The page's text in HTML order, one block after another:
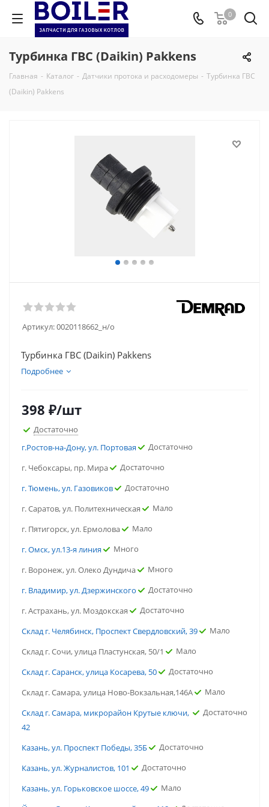
0
Турбинка ГВС (Daikin) Pakkens
Главная - Каталог - Датчики протока и расходомеры - Турбинка ГВС
(Daikin) Pakkens
Артикул:0020118662_н/о
Турбинка ГВС (Daikin) Pakkens
Подробнее
398 ₽/шт
Достаточно
г.Ростов-на-Дону, ул. Портовая
Достаточно
г. Чебоксары, пр. Мира
Достаточно
г. Тюмень, ул. Газовиков
Достаточно
г. Саратов, ул. Политехническая
Мало
г. Пятигорск, ул. Ермолова
Мало
г. Омск, ул.13-я линия
Много
г. Воронеж, ул. Олеко Дундича
Много
г. Владимир, ул. Дзержинского
Достаточно
г. Астрахань, ул. Моздокская
Достаточно
Склад г. Челябинск, Проспект Свердловский, 39
Мало
Склад г. Сочи, улица Пластунская, 50/1
Мало
Склад г. Саранск, улица Косарева, 50
Достаточно
Склад г. Самара, улица Ново-Вокзальная,146А
Мало
Склад г. Самара, микрорайон Крутые ключи,
42
Достаточно
Казань, ул. Проспект Победы, 35Б
Достаточно
Казань, ул. Журналистов, 101
Достаточно
Казань, ул. Горьковское шоссе, 49
Мало